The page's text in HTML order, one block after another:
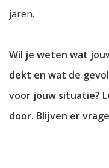
jaren.
Wil je weten wat
dekt en wat de
voor jouw situatie?
door. Blijven er